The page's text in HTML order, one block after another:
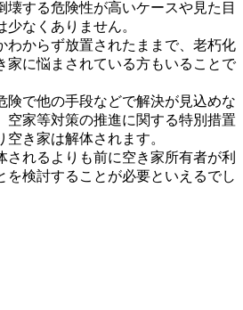
壊する危険性が高いケースや見た目
なくありません。
わからず放置されたままで、老朽化
家に悩まされている方もいることで
険で他の手段などで解決が見込めな
空家等対策の推進に関する特別措置
き家は解体されます。
されるよりも前に空き家所有者が利
を検討することが必要といえるでし